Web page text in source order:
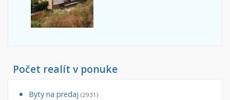
Počet realít v ponuke
Byty na predaj (2931)